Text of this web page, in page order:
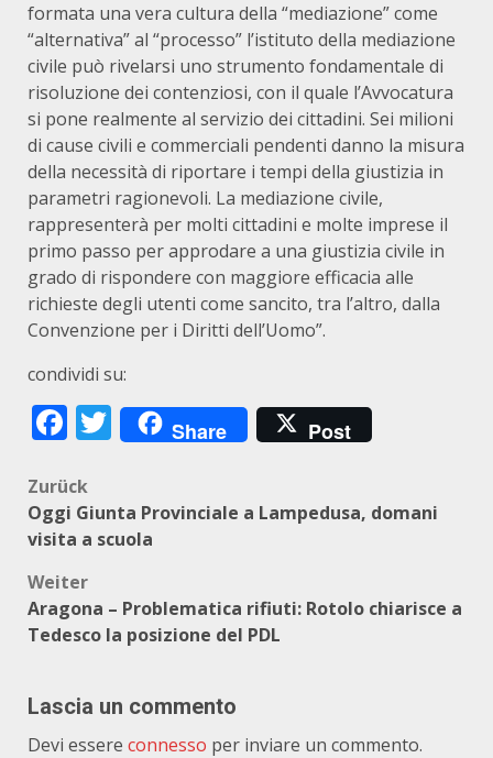
formata una vera cultura della “mediazione” come
“alternativa” al “processo” l’istituto della mediazione
civile può rivelarsi uno strumento fondamentale di
risoluzione dei contenziosi, con il quale l’Avvocatura
si pone realmente al servizio dei cittadini. Sei milioni
di cause civili e commerciali pendenti danno la misura
della necessità di riportare i tempi della giustizia in
parametri ragionevoli. La mediazione civile,
rappresenterà per molti cittadini e molte imprese il
primo passo per approdare a una giustizia civile in
grado di rispondere con maggiore efficacia alle
richieste degli utenti come sancito, tra l’altro, dalla
Convenzione per i Diritti dell’Uomo”.
condividi su:
Facebook
Twitter
Share Post
Beitragsnavigation
Zurück
Oggi Giunta Provinciale a Lampedusa, domani
visita a scuola
Weiter
Aragona – Problematica rifiuti: Rotolo chiarisce a
Tedesco la posizione del PDL
Lascia un commento
Devi essere connesso per inviare un commento.